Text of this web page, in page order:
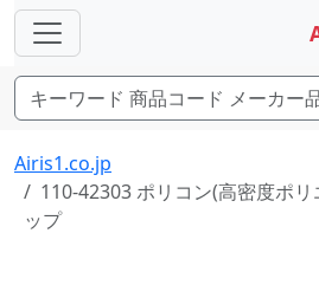
Airis1.co.jp
110-42303 ポリコン(高密度ポ
ップ